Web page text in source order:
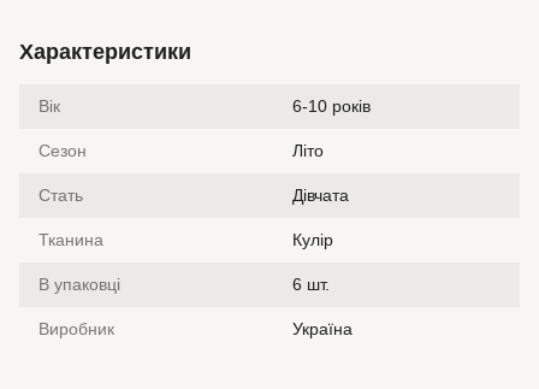
Характеристики
Вік 6-10 років
Сезон Літо
Стать Дівчата
Тканина Кулір
В упаковці 6 шт.
Виробник Україна